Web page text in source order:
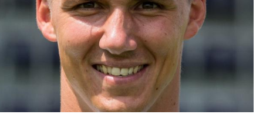
Untermenü
Untermenü
Untermenü